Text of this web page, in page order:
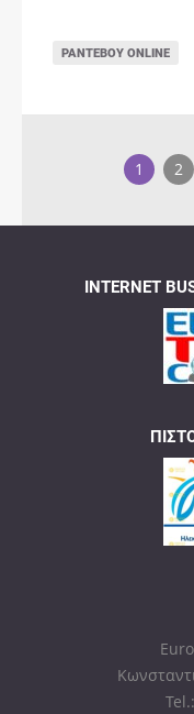
ΡΑΝΤΕΒΟΎ ONLINE
1 2
INTERNET